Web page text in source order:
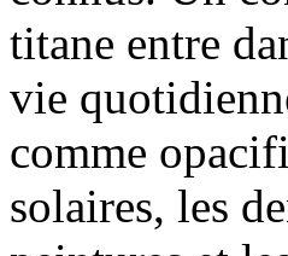
titane entre
vie
comme
solaires, les